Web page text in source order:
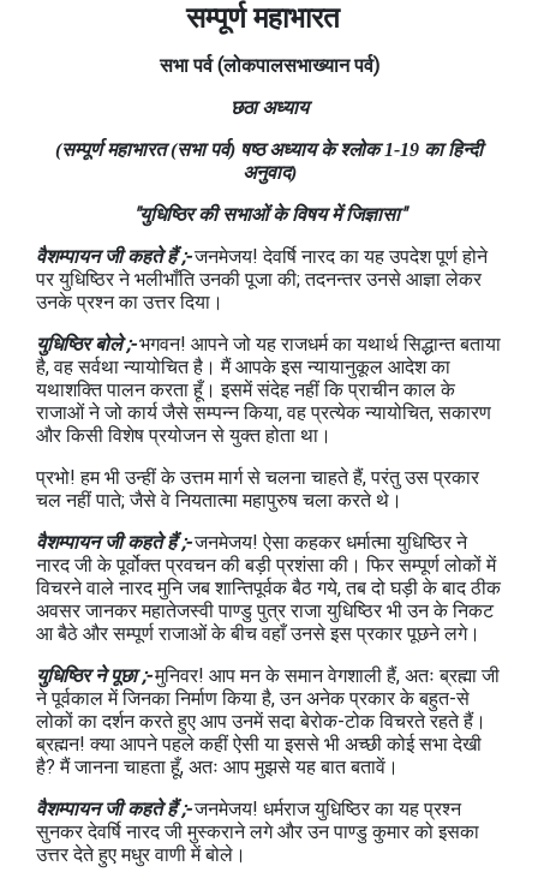
सम्पूर्ण महाभारत
सभापर्व(लोकपालसभाख्यानपर्व)
छठा अध्याय
(सम्पूर्ण महाभारत (सभा पर्व) षष्ठ अध्याय के श्लोक 1-19 का हिन्दी
अनुवाद)
"युधिष्ठिर की सभाओं के विषय में जिज्ञासा"
वैशम्पायन जी कहते हैं ;-जनमेजय! देवर्षि नारद का यह उपदेश पूर्ण होने
पर युधिष्ठिर ने भलीभाँति उनकी पूजा की; तदनन्तर उनसे आज्ञा लेकर
उनके प्रश्न का उत्तर दिया।
युधिष्ठिर बोले ;-भगवन! आपने जो यह राजधर्म का यथार्थ सिद्धान्त बताया
है, वह सर्वथा न्यायोचित है। मैं आपके इस न्यायानुकूल आदेश का
यथाशक्ति पालन करता हूँ। इसमें संदेह नहीं कि प्राचीन काल के
राजाओं ने जो कार्य जैसे सम्पन्न किया, वह प्रत्येक न्यायोचित, सकारण
और किसी विशेष प्रयोजन से युक्त होता था।
प्रभो! हम भी उन्हीं के उत्तम मार्ग से चलना चाहते हैं, परंतु उस प्रकार
चल नहीं पाते; जैसे वे नियतात्मा महापुरुष चला करते थे।
वैशम्पायन जी कहते हैं ;-जनमेजय! ऐसा कहकर धर्मात्मा युधिष्ठिर ने
नारद जी के पूर्वोक्त प्रवचन की बड़ी प्रशंसा की। फिर सम्पूर्ण लोकों में
विचरने वाले नारद मुनि जब शान्तिपूर्वक बैठ गये, तब दो घड़ी के बाद ठीक
अवसर जानकर महातेजस्वी पाण्डु पुत्र राजा युधिष्ठिर भी उन के निकट
आ बैठे और सम्पूर्ण राजाओं के बीच वहाँ उनसे इस प्रकार पूछने लगे।
युधिष्ठिर ने पूछा ;-मुनिवर! आप मन के समान वेगशाली हैं, अतः ब्रह्मा जी
ने पूर्वकाल में जिनका निर्माण किया है, उन अनेक प्रकार के बहुत-से
लोकों का दर्शन करते हुए आप उनमें सदा बेरोक-टोक विचरते रहते हैं।
ब्रह्मन! क्या आपने पहले कहीं ऐसी या इससे भी अच्छी कोई सभा देखी
है? मैं जानना चाहता हूँ, अतः आप मुझसे यह बात बतावें।
वैशम्पायन जी कहते हैं ;-जनमेजय! धर्मराज युधिष्ठिर का यह प्रश्न
सुनकर देवर्षि नारद जी मुस्‍कराने लगे और उन पाण्डु कुमार को इसका
उत्तर देते हुए मधुर वाणी में बोले।